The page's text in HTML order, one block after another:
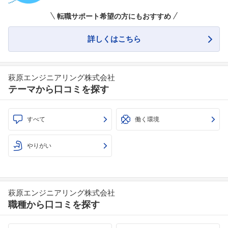
転職サポート希望の方にもおすすめ
詳しくはこちら
萩原エンジニアリング株式会社
テーマから口コミを探す
すべて 働く環境
やりがい
萩原エンジニアリング株式会社
職種から口コミを探す